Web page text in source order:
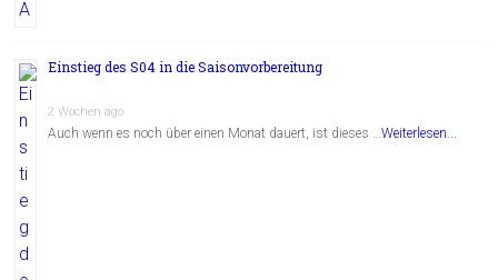
Einstieg des S04 in die Saisonvorbereitung
2 Wochen ago
Auch wenn es noch über einen Monat dauert, ist dieses …Weiterlesen...